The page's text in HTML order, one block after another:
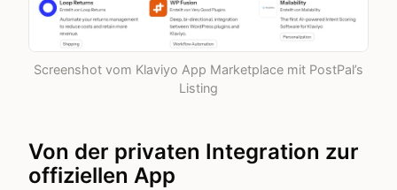
Screenshot vom Klaviyo App Marketplace mit PostPal’s
Listing
Von der privaten Integration zur
offiziellen App